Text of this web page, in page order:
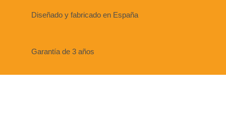
Diseñado y fabricado en España
Garantía de 3 años